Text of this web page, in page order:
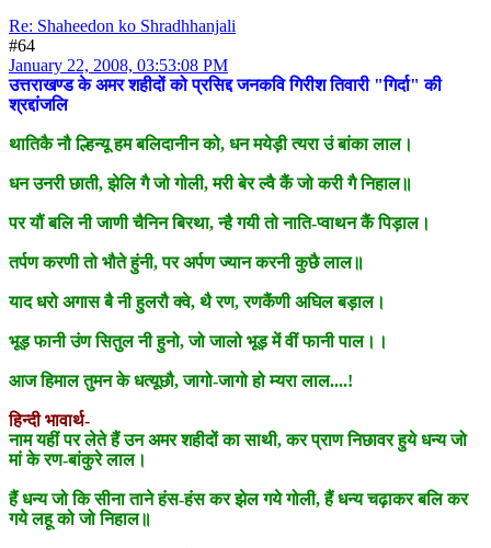
Re: Shaheedon ko Shradhhanjali
#64
January 22, 2008, 03:53:08 PM
उत्तराखण्ड के अमर शहीदों को प्रसिद्द जनकवि गिरीश तिवारी "गिर्दा" की
श्रद्दांजलि
थातिकै नौ ल्हिन्यू हम बलिदानीन को, धन मयेड़ी त्यरा उं बांका लाल।
धन उनरी छाती, झेलि गै जो गोली, मरी बेर ल्वै कैं जो करी गै निहाल॥
पर यौं बलि नी जाणी चैनिन बिरथा, न्है गयी तो नाति-प्वाथन कैं पिड़ाल।
तर्पण करणी तो भौते हुंनी, पर अर्पण ज्यान करनी कुछै लाल॥
याद धरो अगास बै नी हुलरौ क्वे, थै रण, रणकैंणी अघिल बड़ाल।
भूड़ फानी उंण सितुल नी हुनो, जो जालो भूड़ में वीं फानी पाल।।
आज हिमाल तुमन के धत्यूछौ, जागो-जागो हो म्यरा लाल....!
हिन्दी भावार्थ-
नाम यहीं पर लेते हैं उन अमर शहीदों का साथी, कर प्राण निछावर हुये धन्य जो
मां के रण-बांकुरे लाल।
हैं धन्य जो कि सीना ताने हंस-हंस कर झेल गये गोली, हैं धन्य चढ़ाकर बलि कर
गये लहू को जो निहाल॥